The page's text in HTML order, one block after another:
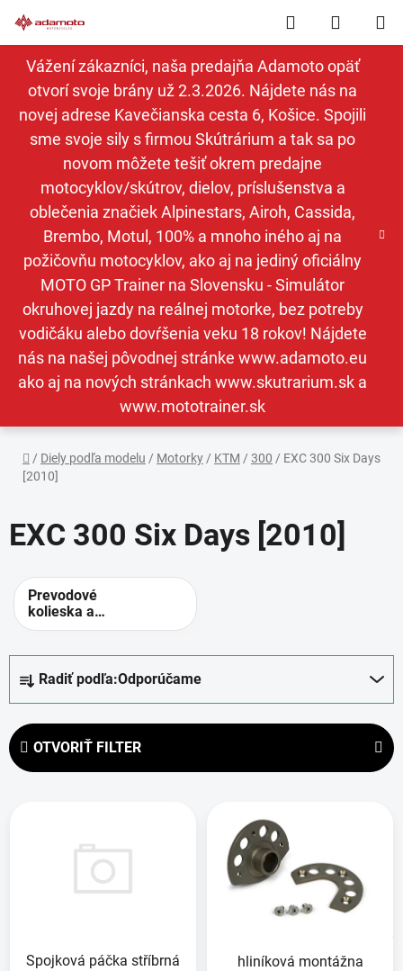
na
obsah
Vážení zákazníci, naša predajňa Adamoto opäť
otvorí svoje brány už 2.3.2026. Nájdete nás na
novej adrese Kavečianska cesta 6, Košice. Spojili
sme svoje sily s firmou Skútrárium a tak sa po
novom môžete tešiť okrem predajne
motocyklov/skútrov, dielov, príslušenstva a
oblečenia značiek Alpinestars, Airoh, Cassida,
Brembo, Motul, 100% a mnoho iného aj na
požičovňu motocyklov, ako aj na jediný oficiálny
MOTO GP Trainer na Slovensku - Simulátor
okruhovej jazdy na reálnej motorke, bez potreby
vodičáku alebo dovŕšenia veku 18 rokov! Nájdete
nás na našej pôvodnej stránke www.adamoto.eu
ako aj na nových stránkach www.skutrarium.sk a
www.mototrainer.sk
Hľadať
KOŠÍK
Domov
/ Diely podľa modelu / Motorky / KTM / 300 / EXC 300 Six Days
[2010]
EXC 300 Six Days [2010]
Prevodové
kolieska a
rozety -
prevody
e
n
Radiť podľa:Odporúčame
OTVORIŤ FILTER
Spojková páčka stříbrná
hliníková montážna